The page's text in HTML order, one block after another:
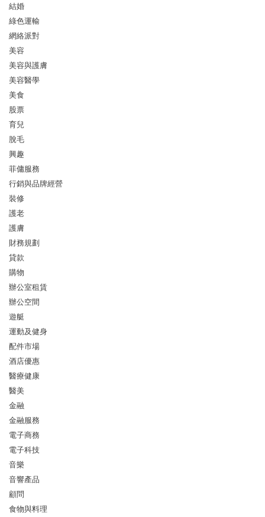
結婚
綠色運輸
網絡派對
美容
美容與護膚
美容醫學
美食
股票
育兒
脫毛
興趣
菲傭服務
行銷與品牌經營
裝修
護老
護膚
財務規劃
貸款
購物
辦公室租賃
辦公空間
遊艇
運動及健身
配件市場
酒店優惠
醫療健康
醫美
金融
金融服務
電子商務
電子科技
音樂
音響產品
顧問
食物與料理